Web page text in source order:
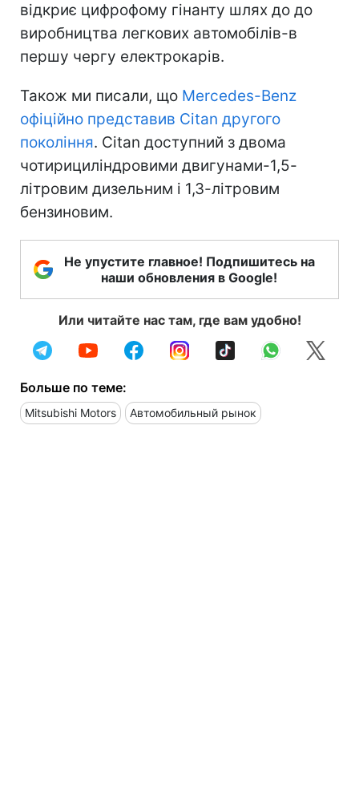
відкриє цифрофому гінанту шлях до до
виробництва легкових автомобілів-в
першу чергу електрокарів.
Також ми писали, що Mercedes-Benz
офіційно представив Citan другого
покоління. Citan доступний з двома
чотирициліндровими двигунами-1,5-
літровим дизельним і 1,3-літровим
бензиновим.
Не упустите главное! Подпишитесь на
наши обновления в Google!
Или читайте нас там, где вам удобно!
Больше по теме:
Mitsubishi Motors Автомобильный рынок